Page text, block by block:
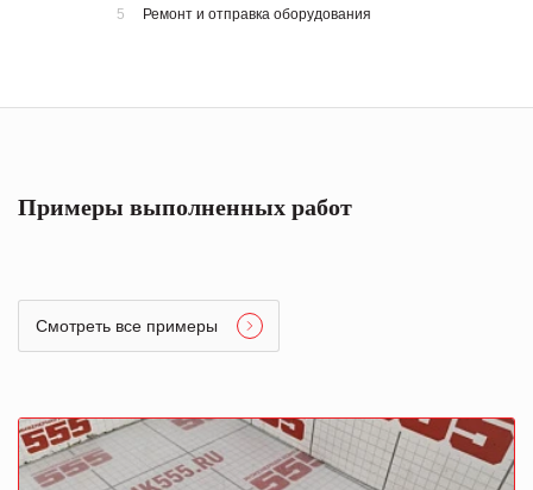
5 Ремонт и отправка оборудования
Примеры выполненных работ
Смотреть все примеры